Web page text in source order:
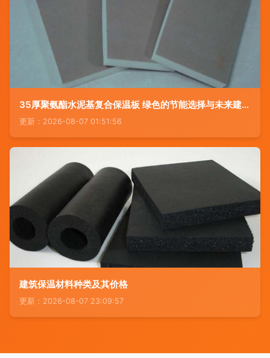
35厚聚氨酯水泥基复合保温板 绿色的节能选择与未来建材趋势
更新：2026-08-07 01:51:56
建筑保温材料种类及其价格
更新：2026-08-07 23:09:57